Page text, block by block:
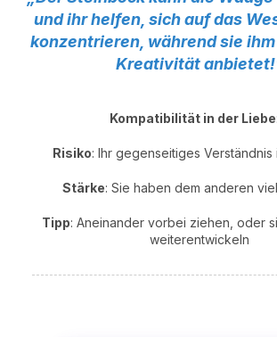
und ihr helfen, sich auf das
konzentrieren, während sie
Kreativität
Kompatibilität in der Liebe
Risiko: Ihr gegenseitiges
Stärke: Sie haben dem anderen
Tipp: Aneinander vorbei ziehen, oder
weiterentwickeln